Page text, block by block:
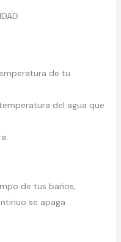
de tu
del agua que
de tus baños,
se apaga